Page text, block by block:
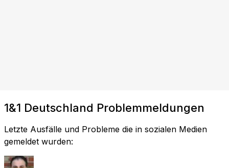
1&1 Deutschland Problemmeldungen
Letzte Ausfälle und Probleme die in sozialen Medien
gemeldet wurden: